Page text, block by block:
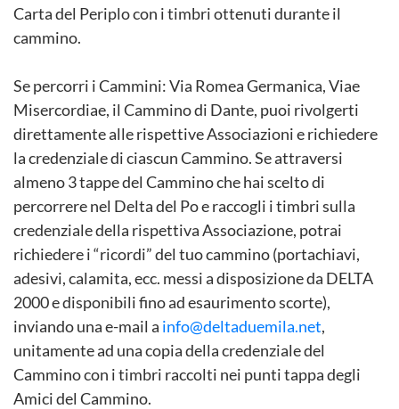
Carta del Periplo con i timbri ottenuti durante il
cammino.
Se percorri i Cammini: Via Romea Germanica, Viae
Misercordiae, il Cammino di Dante, puoi rivolgerti
direttamente alle rispettive Associazioni e richiedere
la credenziale di ciascun Cammino. Se attraversi
almeno 3 tappe del Cammino che hai scelto di
percorrere nel Delta del Po e raccogli i timbri sulla
credenziale della rispettiva Associazione, potrai
richiedere i “ricordi” del tuo cammino (portachiavi,
adesivi, calamita, ecc. messi a disposizione da DELTA
2000 e disponibili fino ad esaurimento scorte),
inviando una e-mail a info@deltaduemila.net,
unitamente ad una copia della credenziale del
Cammino con i timbri raccolti nei punti tappa degli
Amici del Cammino.